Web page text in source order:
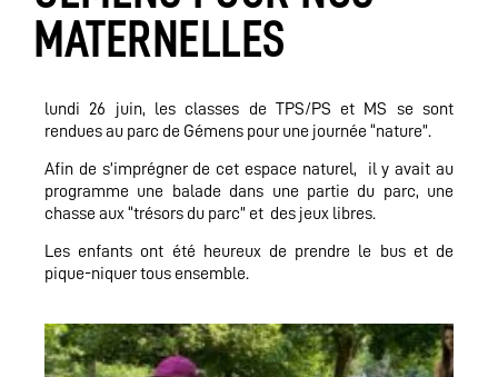
MATERNELLES
lundi 26 juin, les classes de TPS/PS et MS se sont
rendues au parc de Gémens pour une journée “nature”.
Afin de s’imprégner de cet espace naturel, il y avait au
programme une balade dans une partie du parc, une
chasse aux “trésors du parc” et des jeux libres.
Les enfants ont été heureux de prendre le bus et de
pique-niquer tous ensemble.